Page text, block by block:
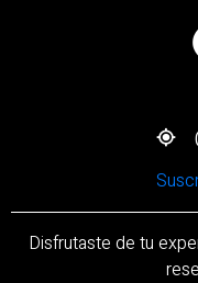
Disfrutaste de tu